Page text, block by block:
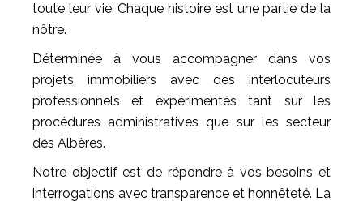
toute leur vie. Chaque histoire est une partie de la
nôtre.
Déterminée à vous accompagner dans vos
projets immobiliers avec des interlocuteurs
professionnels et expérimentés tant sur les
procédures administratives que sur les secteur
des Albères.
Notre objectif est de répondre à vos besoins et
interrogations avec transparence et honnêteté. La